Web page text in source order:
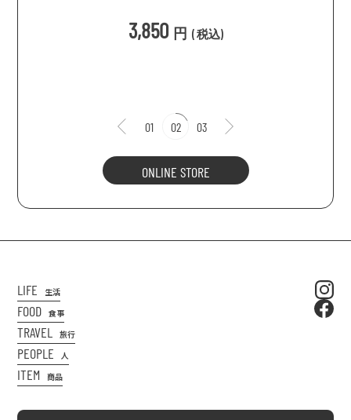
3,850 円 (税込)
01 02 03
ONLINE STORE
LIFE 生活
FOOD 食事
TRAVEL 旅行
PEOPLE 人
ITEM 商品